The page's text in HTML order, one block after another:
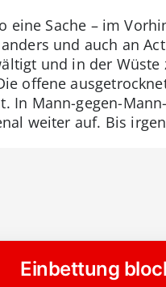
eine Sache – im
und auch an
und in der
offene
In Mann-gegen-
weiter auf. Bis